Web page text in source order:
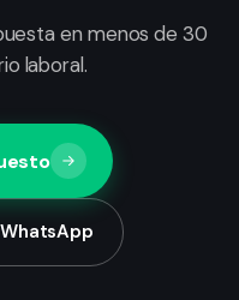
en menos de 30
laboral.